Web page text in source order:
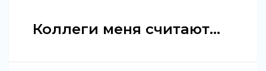
Коллеги меня считают...